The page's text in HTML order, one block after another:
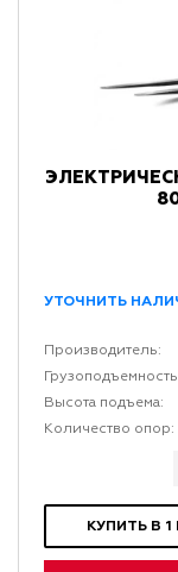
УТОЧНИТЬ
Производитель:
Высота подъема:
Количество опор:
КУПИТЬ В 1